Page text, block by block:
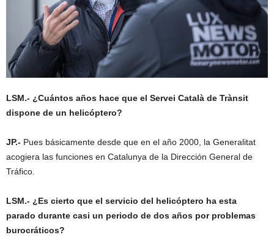
LSM.- ¿Cuántos años hace que el Servei Català de Trànsit
dispone de un helicóptero?
JP.- Pues básicamente desde que en el año 2000, la Generalitat
acogiera las funciones en Catalunya de la Dirección General de
Tráfico.
LSM.- ¿Es cierto que el servicio del helicóptero ha esta
parado durante casi un periodo de dos años por problemas
burocráticos?